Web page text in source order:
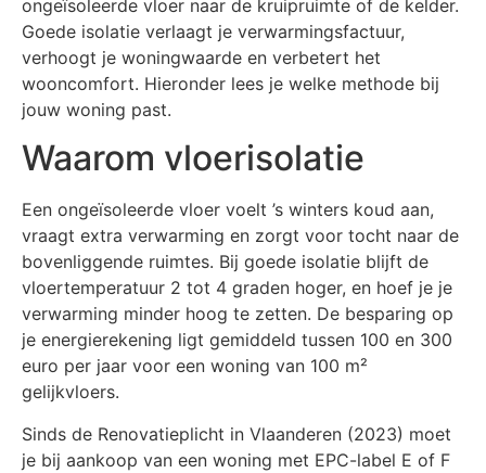
ongeïsoleerde vloer naar de kruipruimte of de kelder.
Goede isolatie verlaagt je verwarmingsfactuur,
verhoogt je woningwaarde en verbetert het
wooncomfort. Hieronder lees je welke methode bij
jouw woning past.
Waarom vloerisolatie
Een ongeïsoleerde vloer voelt ’s winters koud aan,
vraagt extra verwarming en zorgt voor tocht naar de
bovenliggende ruimtes. Bij goede isolatie blijft de
vloertemperatuur 2 tot 4 graden hoger, en hoef je je
verwarming minder hoog te zetten. De besparing op
je energierekening ligt gemiddeld tussen 100 en 300
euro per jaar voor een woning van 100 m²
gelijkvloers.
Sinds de Renovatieplicht in Vlaanderen (2023) moet
je bij aankoop van een woning met EPC-label E of F